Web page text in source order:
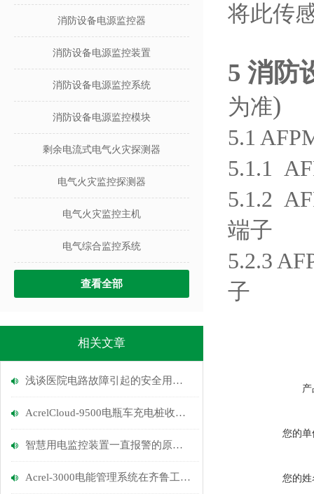
消防设备电源监控器
消防设备电源监控装置
消防设备电源监控系统
消防设备电源监控模块
剩余电流式电气火灾探测器
电气火灾监控探测器
电气火灾监控主机
电气综合监控系统
查看全部
相关文章
浅谈医院电路故障引起的安全用电的问题及管理对策
AcrelCloud-9500电瓶车充电桩收费平台在福建某学院的应用
智慧用电监控装置一直报警的原因与解决办法
Acrel-3000电能管理系统在齐鲁工业大学的应用
将此传
5 消防
为准)
5.1
5.1.1
5.1.2
端子
5.2.3
子
您的单
您的姓